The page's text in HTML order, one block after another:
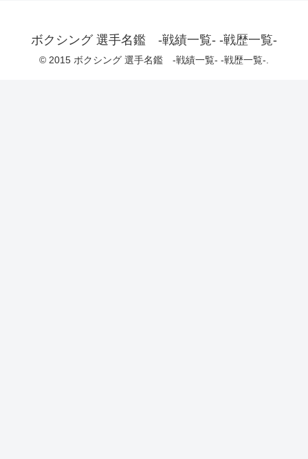
ボクシング 選手名鑑 -戦績一覧- -戦歴一覧-
© 2015 ボクシング 選手名鑑 -戦績一覧- -戦歴一覧-.